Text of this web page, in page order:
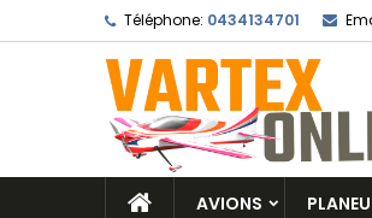
Téléphone: 0434134701
AVIONS